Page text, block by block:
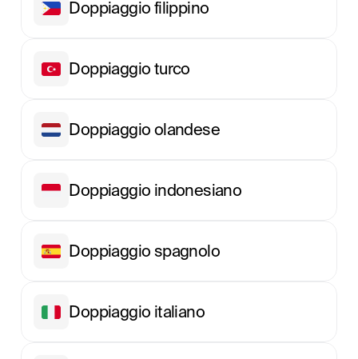
Doppiaggio filippino
Doppiaggio turco
Doppiaggio olandese
Doppiaggio indonesiano
Doppiaggio spagnolo
Doppiaggio italiano